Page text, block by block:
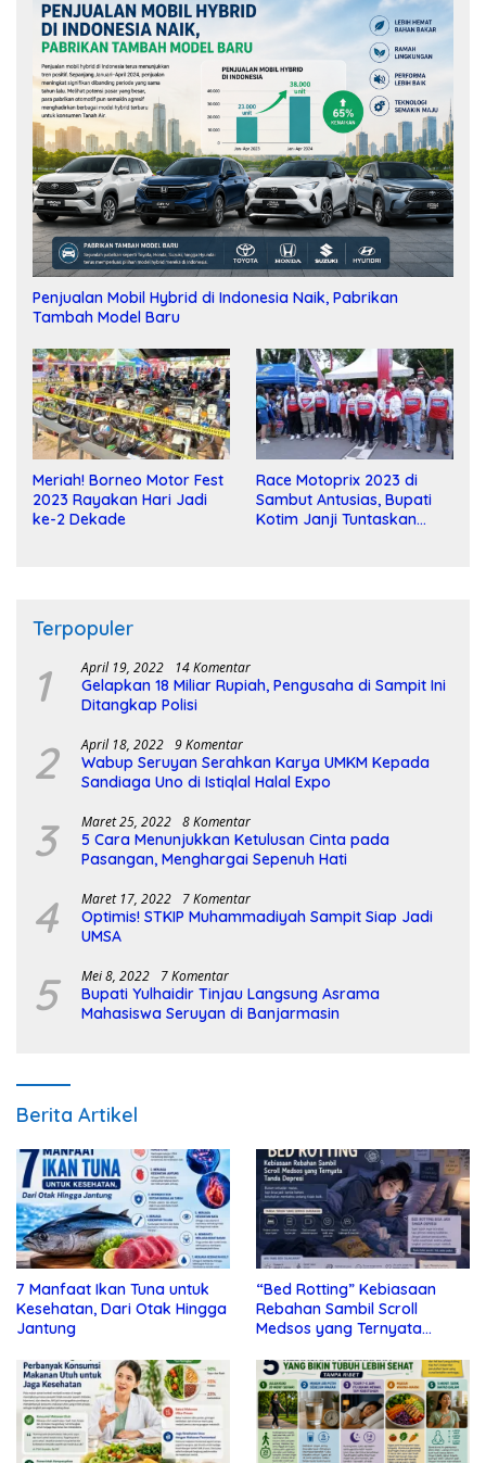
Penjualan Mobil Hybrid di Indonesia Naik, Pabrikan
Tambah Model Baru
Meriah! Borneo Motor Fest
2023 Rayakan Hari Jadi
ke-2 Dekade
Race Motoprix 2023 di
Sambut Antusias, Bupati
Kotim Janji Tuntaskan
Terpopuler
1 April 19, 2022 14 Komentar
Gelapkan 18 Miliar Rupiah, Pengusaha di Sampit Ini
Ditangkap Polisi
2 April 18, 2022 9 Komentar
Wabup Seruyan Serahkan Karya UMKM Kepada
Sandiaga Uno di Istiqlal Halal Expo
3 Maret 25, 2022 8 Komentar
5 Cara Menunjukkan Ketulusan Cinta pada
Pasangan, Menghargai Sepenuh Hati
4 Maret 17, 2022 7 Komentar
Optimis! STKIP Muhammadiyah Sampit Siap Jadi
UMSA
5 Mei 8, 2022 7 Komentar
Bupati Yulhaidir Tinjau Langsung Asrama
Mahasiswa Seruyan di Banjarmasin
Berita Artikel
7 Manfaat Ikan Tuna untuk
Kesehatan, Dari Otak Hingga
Jantung
“Bed Rotting” Kebiasaan
Rebahan Sambil Scroll
Medsos yang Ternyata